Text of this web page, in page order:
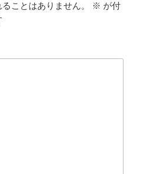
ことはありません。 ※ が付